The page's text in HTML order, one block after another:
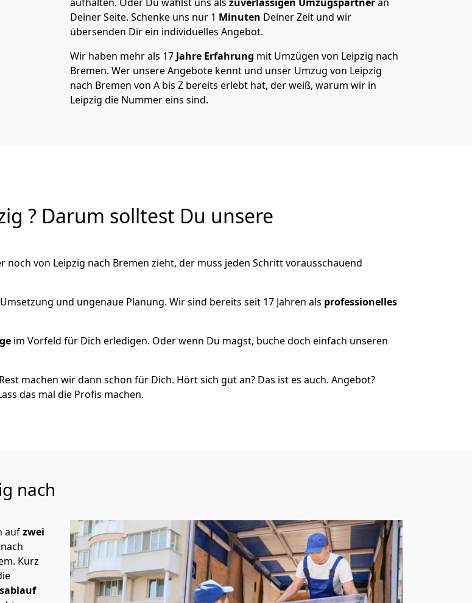
Deiner Seite. Schenke uns nur 1 Minuten Deiner Zeit und wir
übersenden Dir ein individuelles Angebot.
Wir haben mehr als 17 Jahre Erfahrung mit Umzügen von Leipzig nach
Bremen. Wer unsere Angebote kennt und unser Umzug von Leipzig
nach Bremen von A bis Z bereits erlebt hat, der weiß, warum wir in
Leipzig die Nummer eins sind.
? Darum solltest Du unsere
von Leipzig nach Bremen zieht, der muss jeden Schritt vorausschauend
und ungenaue Planung. Wir sind bereits seit 17 Jahren als professionelles
im Vorfeld für Dich erledigen. Oder wenn Du magst, buche doch einfach unseren
machen wir dann schon für Dich. Hört sich gut an? Das ist es auch. Angebot?
das mal die Profis machen.
nach
aufzwei
Kurz